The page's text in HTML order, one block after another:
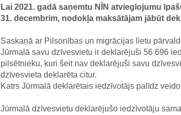
Lai 2021. gadā saņemtu NĪN atvieglojumu
31. decembrim, nodokļa maksātājam jābūt
Saskaņā ar Pilsonības un migrācijas lietu
Jūrmalā savu dzīvesvietu ir deklarējuši 56 696
pilsētnieku, kuri šeit nav deklarējuši savu
dzīvesvieta deklarēta citur.
Katrs Jūrmalā deklarētais iedzīvotājs palīdz
Jūrmalā dzīvesvietu deklarējušo iedzīvotāju